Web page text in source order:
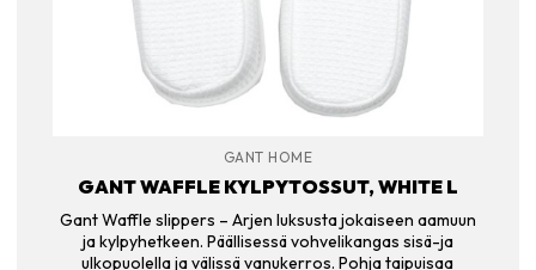
GANT HOME
GANT WAFFLE KYLPYTOSSUT, WHITE L
Gant Waffle slippers – Arjen luksusta jokaiseen aamuun
ja kylpyhetkeen. Päällisessä vohvelikangas sisä-ja
ulkopuolella ja välissä vanukerros. Pohja taipuisaa